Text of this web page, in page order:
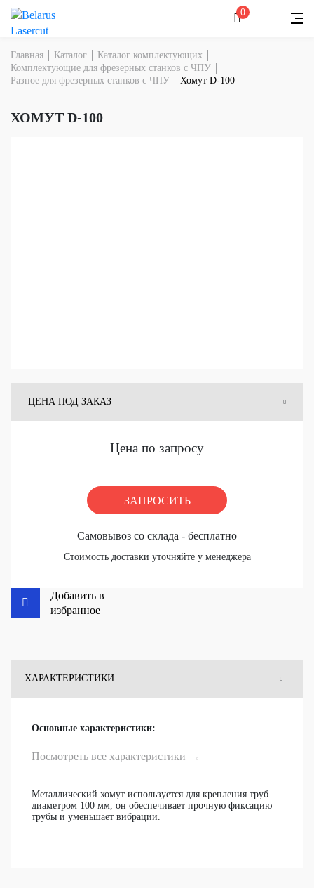
0
Главная Каталог
Каталог комплектующих
Комплектующие для фрезерных станков с ЧПУ
Разное для фрезерных станков с ЧПУ
Хомут D-100
ХОМУТ D-100
ЦЕНА ПОД ЗАКАЗ
Цена по запросу
ЗАПРОСИТЬ
Самовывоз со склада - бесплатно
Стоимость доставки уточняйте у менеджера
Добавить в
избранное
ХАРАКТЕРИСТИКИ
ВОПРОСЫ
Основные характеристики:
Посмотреть все характеристики
Металлический хомут используется для крепления труб
диаметром 100 мм, он обеспечивает прочную фиксацию
трубы и уменьшает вибрации.